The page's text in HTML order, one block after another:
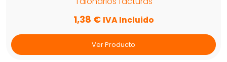
1,38 € IVA Incluido
Ver Producto